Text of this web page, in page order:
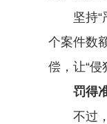
坚持“严
个案件数
偿，让“
罚得
不过，